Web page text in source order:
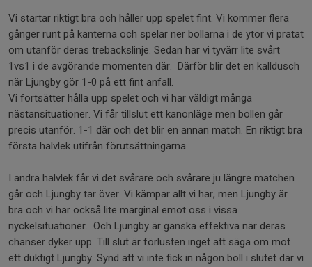
Vi startar riktigt bra och håller upp spelet fint. Vi kommer flera
gånger runt på kanterna och spelar ner bollarna i de ytor vi pratat
om utanför deras trebackslinje. Sedan har vi tyvärr lite svårt
1vs1 i de avgörande momenten där. Därför blir det en kalldusch
när Ljungby gör 1-0 på ett fint anfall.
Vi fortsätter hålla upp spelet och vi har väldigt många
nästansituationer. Vi får tillslut ett kanonläge men bollen går
precis utanför. 1-1 där och det blir en annan match. En riktigt bra
första halvlek utifrån förutsättningarna.
I andra halvlek får vi det svårare och svårare ju längre matchen
går och Ljungby tar över. Vi kämpar allt vi har, men Ljungby är
bra och vi har också lite marginal emot oss i vissa
nyckelsituationer. Och Ljungby är ganska effektiva när deras
chanser dyker upp. Till slut är förlusten inget att säga om mot
ett duktigt Ljungby. Synd att vi inte fick in någon boll i slutet där vi